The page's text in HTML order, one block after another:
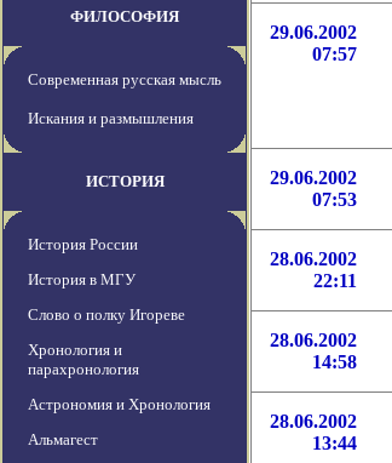
ФИЛОСОФИЯ
Современная русская мысль
Искания и размышления
ИСТОРИЯ
История России
История в МГУ
Слово о полку Игореве
Хронология и
парахронология
Астрономия и Хронология
Альмагест
29.06.2002
07:57
29.06.2002
07:53
28.06.2002
22:11
28.06.2002
14:58
28.06.2002
13:44